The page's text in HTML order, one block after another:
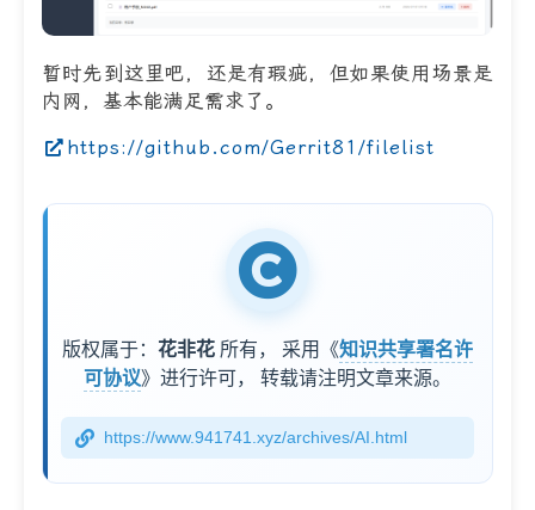
暂时先到这里吧，还是有瑕疵，但如果使用场景是
内网，基本能满足需求了。
https://github.com/Gerrit81/filelist
版权属于： 花非花 所有， 采用《知识共享署名许
可协议》进行许可， 转载请注明文章来源。
https://www.941741.xyz/archives/AI.html